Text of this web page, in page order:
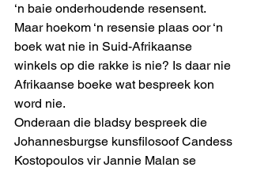
‘n baie onderhoudende resensent.
Maar hoekom ‘n resensie plaas oor ‘n
boek wat nie in Suid-Afrikaanse
winkels op die rakke is nie? Is daar nie
Afrikaanse boeke wat bespreek kon
word nie.
Onderaan die bladsy bespreek die
Johannesburgse kunsfilosoof Candess
Kostopoulos vir Jannie Malan se